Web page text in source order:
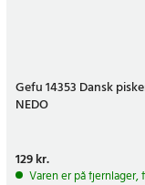
Gefu 14353 Dansk
NEDO
Pris:129 kr.
129 kr.
Varen er på